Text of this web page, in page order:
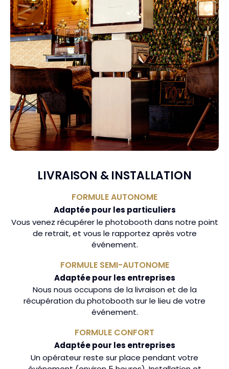
LIVRAISON & INSTALLATION
FORMULE AUTONOME
Adaptée pour les particuliers
Vous venez récupérer le photobooth dans notre point
de retrait, et vous le rapportez après votre
événement.
FORMULE SEMI-AUTONOME
Adaptée pour les entreprises
Nous nous occupons de la livraison et de la
récupération du photobooth sur le lieu de votre
événement.
FORMULE CONFORT
Adaptée pour les entreprises
Un opérateur reste sur place pendant votre